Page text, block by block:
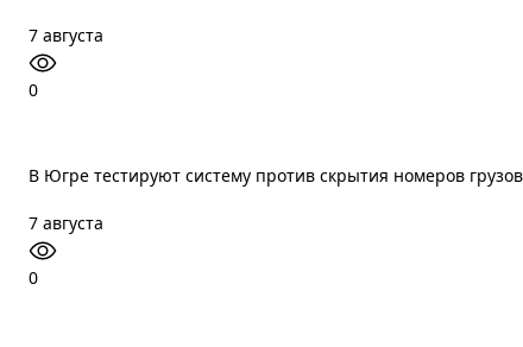
7 августа
0
В Югре тестируют систему против скрытия номеров
7 августа
0